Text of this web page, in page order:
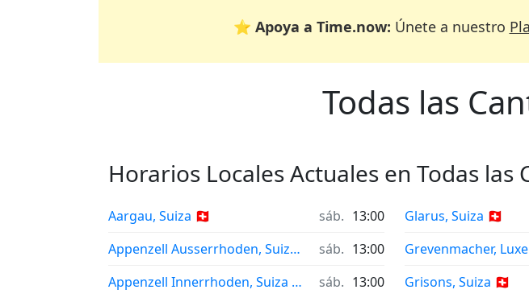
⭐ Apoya a Time.now: Únete a nuestro
Todas las
Horarios Locales Actuales en Todas las
Aargau, Suiza 🇨🇭 sáb. 13:00
Appenzell Ausserrhoden, Suiza 🇨🇭
sáb. 13:00
Appenzell Innerrhoden, Suiza 🇨🇭
sáb. 13:00
Glarus, Suiza 🇨🇭
Grevenmacher,
Grisons, Suiza 🇨🇭